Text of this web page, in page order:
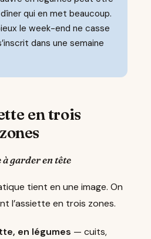
qui en met beaucoup.
le week-end ne casse
dans une semaine
en trois
zones
garder en tête
tient en une image. On
l’assiette en trois zones.
en légumes — cuits,